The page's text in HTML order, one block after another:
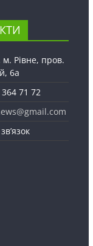
м. Рівне, пров.
6а
71 72